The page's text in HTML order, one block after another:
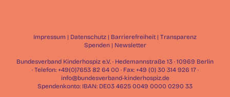
Impressum | Datenschutz | Barrierefreiheit | Transparenz
Spenden| Newsletter
Bundesverband Kinderhospiz e.V. · Hedemannstraße 13 · 10969 Berlin
· Telefon: +49(0)7653 82 64 00 · Fax: +49 (0) 30 314 926 17 ·
info@bundesverband-kinderhospiz.de
Spendenkonto: IBAN: DE03 4625 0049 0000 0290 33